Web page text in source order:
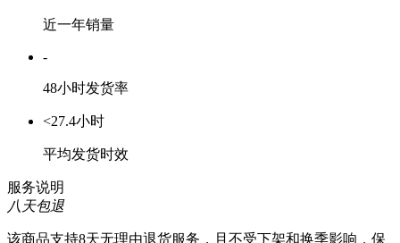
近一年销量
-
48小时发货率
<27.4小时
平均发货时效
服务说明
八天包退
该商品支持8天无理由退货服务，且不受下架和换季影响，保